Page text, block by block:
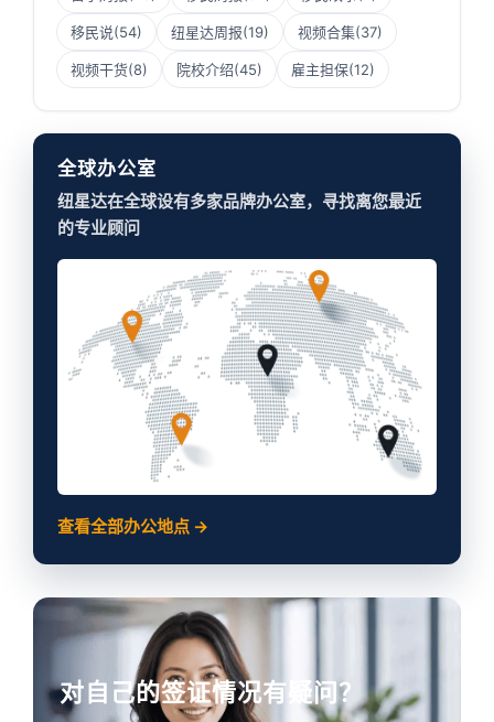
移民说(54) 纽星达周报(19) 视频合集(37)
视频干货(8) 院校介绍(45) 雇主担保(12)
全球办公室
纽星达在全球设有多家品牌办公室，寻找离您最近
的专业顾问
查看全部办公地点 →
对自己的签证情况有疑问？